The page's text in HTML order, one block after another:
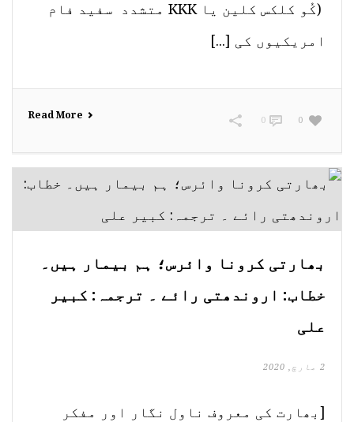
(کُو کلکس کلین یا KKK متشدد سفید فام
امریکیوں کی [...]
Read More 0
0
بھارتی کرونا وائرس؛ ہم بیمار ہیں۔
خطاب: اروندھتی رائے ۔ ترجمہ: کبیر
علی
2 مارچ, 2020
[بھارت کی معروف ناول نگار اور مفکر